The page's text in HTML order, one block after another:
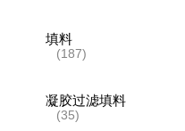
填料
(187)
凝胶过滤填料
(35)